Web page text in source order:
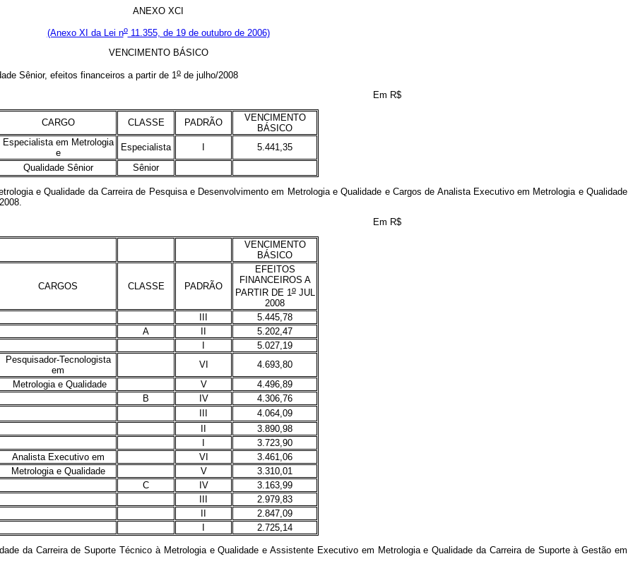
ANEXO XCI
(Anexo XI da Lei no11.355, de 19 de outubro de 2006)
VENCIMENTO BÁSICO
Sênior, efeitos financeiros a partir de 1o de julho/2008
Em R$
CARGO CLASSE PADRÃO
VENCIMENTO
BÁSICO
Especialista em Metrologia
e
Especialista I
5.441,35
Qualidade Sênior
Sênior
e Qualidade da Carreira de Pesquisa e Desenvolvimento em Metrologia e Qualidade e Cargos de Analista Executivo em Metrologia e Qualidade
Em R$
VENCIMENTO
BÁSICO
CARGOS CLASSE PADRÃO
EFEITOS
FINANCEIROS A
PARTIR DE 1oJUL
2008
III
5.445,78
A
II
5.202,47
I
5.027,19
Pesquisador-Tecnologista
em
VI
4.693,80
Metrologia e Qualidade
V
4.496,89
B
IV
4.306,76
III
4.064,09
II
3.890,98
I
3.723,90
Analista Executivo em
VI
3.461,06
Metrologia e Qualidade
V
3.310,01
C
IV
3.163,99
III
2.979,83
II
2.847,09
I
2.725,14
Carreira de Suporte Técnico à Metrologia e Qualidade e Assistente Executivo em Metrologia e Qualidade da Carreira de Suporte à Gestão em